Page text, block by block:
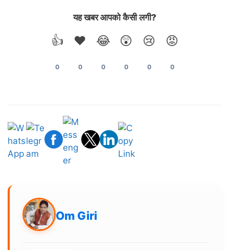
यह खबर आपको कैसी लगी?
👍
0
❤️
0
😂
0
😲
0
😢
0
😡
0
Om Giri